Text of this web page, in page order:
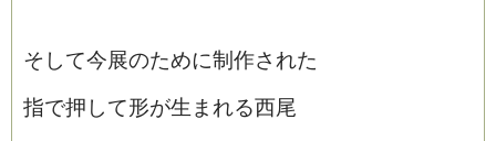
そして今展のために制作された
指で押して形が生まれる西尾